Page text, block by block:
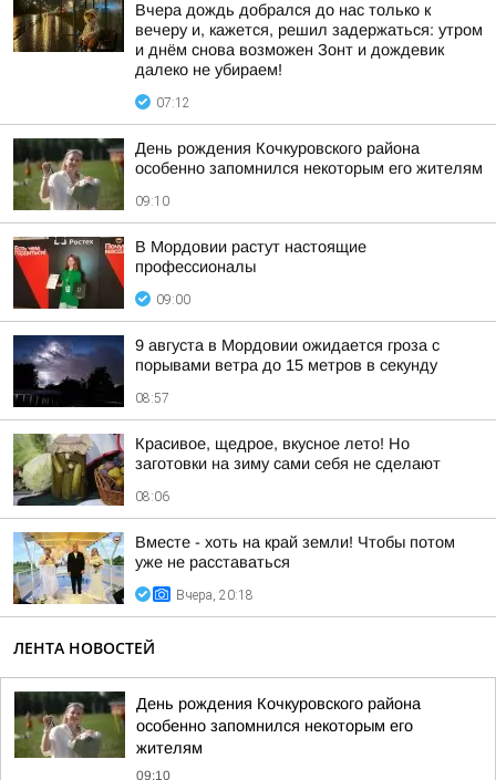
Вчера дождь добрался до нас только к
вечеру и, кажется, решил задержаться: утром
и днём снова возможен Зонт и дождевик
далеко не убираем!
07:12
День рождения Кочкуровского района
особенно запомнился некоторым его жителям
09:10
В Мордовии растут настоящие
профессионалы
09:00
9 августа в Мордовии ожидается гроза с
порывами ветра до 15 метров в секунду
08:57
Красивое, щедрое, вкусное лето! Но
заготовки на зиму сами себя не сделают
08:06
Вместе - хоть на край земли! Чтобы потом
уже не расставаться
Вчера, 20:18
ЛЕНТА НОВОСТЕЙ
День рождения Кочкуровского района
особенно запомнился некоторым его
жителям
09:10